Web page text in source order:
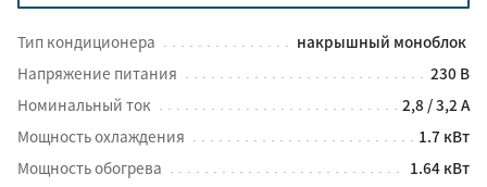
Тип кондиционера
накрышный моноблок
Напряжение питания
230 В
Номинальный ток
2,8 / 3,2 А
Мощность охлаждения
1.7 кВт
Мощность обогрева
1.64 кВт